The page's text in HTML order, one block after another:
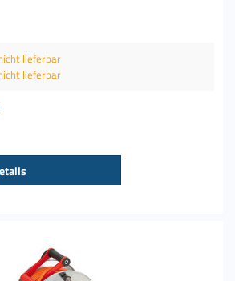
lieferbar
lieferbar